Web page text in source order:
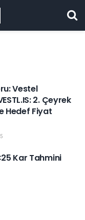
Vestel
2. Çeyrek
Hedef Fiyat
Kar Tahmini